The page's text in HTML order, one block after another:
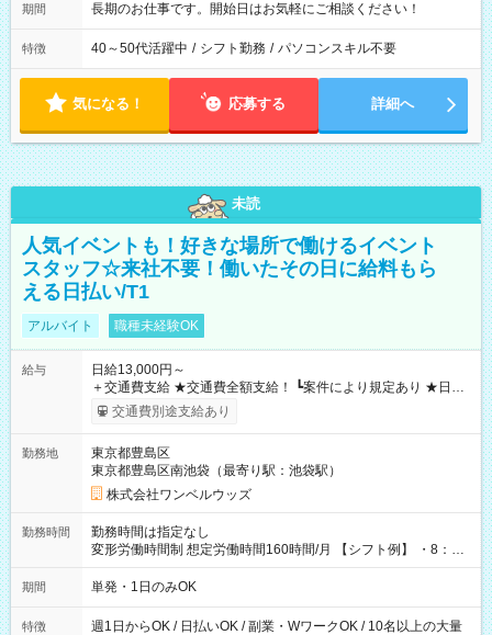
期間 長期のお仕事です。開始日はお気軽にご相談ください！
特徴 40～50代活躍中 / シフト勤務 / パソコンスキル不要
気になる！ 応募する 詳細へ
未読
人気イベントも！好きな場所で働けるイベント
スタッフ☆来社不要！働いたその日に給料もら
える日払い/T1
アルバイト 職種未経験OK
給与
日給13,000円～
＋交通費支給 ★交通費全額支給！ ┗案件により規定あり ★日払
いOK！（規定あり） ┗働いたその日に現金GET♪ お仕事後はコ
ンビニATMから 日払い分を引き落とせます！ 【試用期間】試
交通費別途支給あり
勤務地
東京都豊島区
東京都豊島区南池袋（最寄り駅：池袋駅）
株式会社ワンベルウッズ
勤務時間
勤務時間は指定なし
変形労働時間制 想定労働時間160時間/月 【シフト例】 ・8：00
～21：00
期間 単発・1日のみOK
特徴
週1日からOK / 日払いOK / 副業・WワークOK / 10名以上の大量